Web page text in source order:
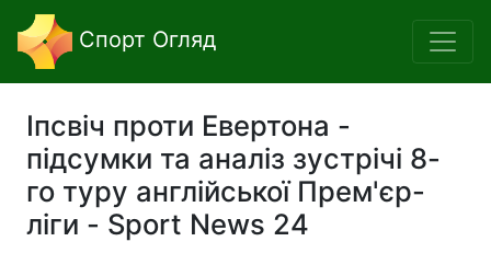
Спорт Огляд
Іпсвіч проти Евертона -
підсумки та аналіз зустрічі 8-
го туру англійської Прем'єр-
ліги - Sport News 24